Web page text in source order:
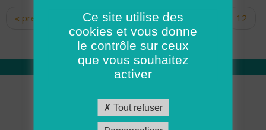
Pages
« premier ‹ précédent … 10
12
14 15 16 17
Qui sommes nous
Académie ADMR
Ce site utilise des
cookies et vous donne
le contrôle sur ceux
que vous souhaitez
activer
Tout refuser